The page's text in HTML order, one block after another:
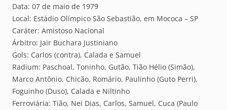
Data: 07 de maio de 1979
Local: Estádio Olímpico São Sebastião, em Mococa – SP
Caráter: Amistoso Nacional
Árbitro: Jair Buchara Justiniano
Gols: Carlos (contra), Calada e Samuel
Radium: Paschoal, Toninho, Gutão, Tião Hélio (Simão),
Marco Antônio, Chicão, Romário, Paulinho (Guto Perri),
Foguinho (Duso), Calada e Niltinho
Ferroviária: Tião, Nei Dias, Carlos, Samuel, Cuca (Paulo